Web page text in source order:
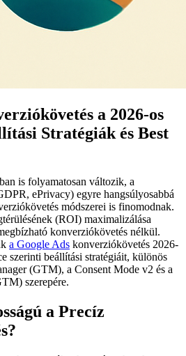
a 2026-os
Stratégiák és Best
is folyamatosan változik, a
ePrivacy) egyre hangsúlyosabbá
módszerei is finomodnak.
(ROI) maximalizálása
konverziókövetés nélkül.
a Google Ads konverziókövetés 2026-
szerinti beállítási stratégiáit, különös
(GTM), a Consent Mode v2 és a
szerepére.
a Precíz